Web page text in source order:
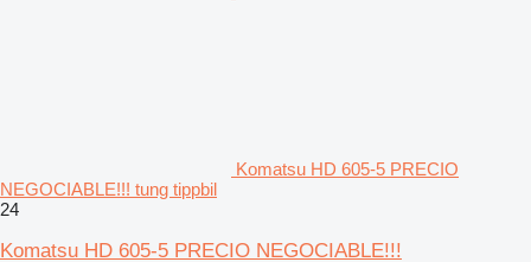
Komatsu HD 605-5 PRECIO
NEGOCIABLE!!! tung tippbil
24
Komatsu HD 605-5 PRECIO NEGOCIABLE!!!